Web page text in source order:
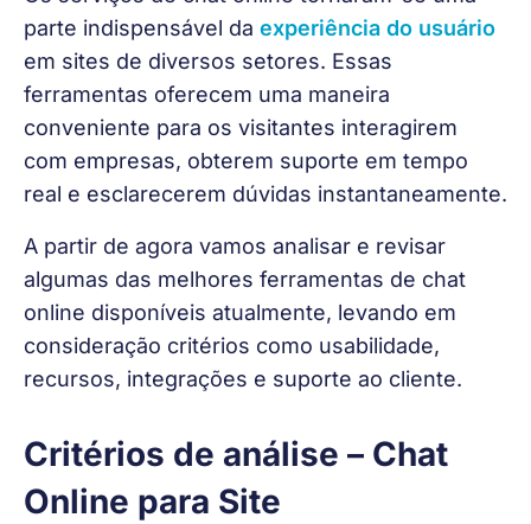
parte indispensável da experiência do usuário
em sites de diversos setores. Essas
ferramentas oferecem uma maneira
conveniente para os visitantes interagirem
com empresas, obterem suporte em tempo
real e esclarecerem dúvidas instantaneamente.
A partir de agora vamos analisar e revisar
algumas das melhores ferramentas de chat
online disponíveis atualmente, levando em
consideração critérios como usabilidade,
recursos, integrações e suporte ao cliente.
Critérios de análise – Chat
Online para Site